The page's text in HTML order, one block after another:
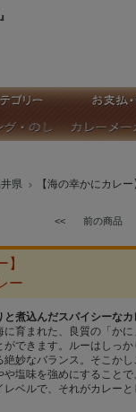
県
【海の幸かにカレー
<< 前の商品
】
ー
煮込んだスパイシーな
に育まれた、良質の「か
できます。ルーはしっ
妙なバランス。そこか
や塩味を強めにすること
レベルで、それがカレー